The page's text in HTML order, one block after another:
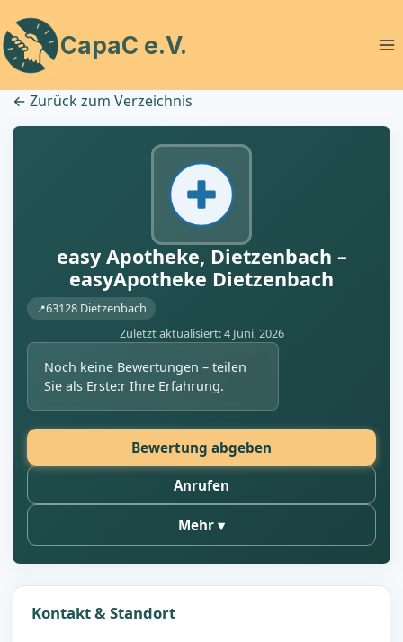
Inhalt
springen
CapaC e.V.
← Zurück zum Verzeichnis
easy Apotheke, Dietzenbach –
easyApotheke Dietzenbach
63128 Dietzenbach
Zuletzt aktualisiert: 4 Juni, 2026
Noch keine Bewertungen – teilen
Sie als Erste:r Ihre Erfahrung.
Bewertung abgeben
Anrufen
Mehr
Kontakt & Standort